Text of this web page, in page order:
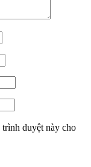
duyệt này cho